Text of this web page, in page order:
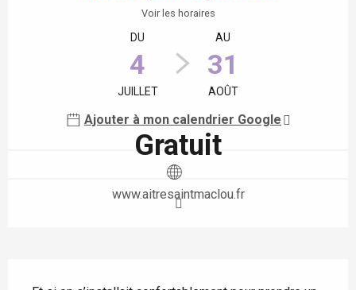
Voir les horaires
DU
4
JUILLET
AU
31
AOÛT
Ajouter à mon calendrier Google
Gratuit
www.aitresaintmaclou.fr